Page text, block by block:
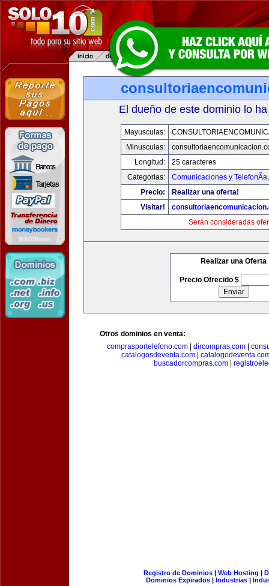
El dueño de este dominio lo
Mayusculas:
Minusculas:
Longitud:
25 caracteres
Categorias:
Comunicaciones y TelefonÃ­a
Precio:
Realizar una oferta!
Visitar!
Serán consideradas
Realizar una Oferta
Precio Ofrecido $
Otros dominios en venta:
comprasportelefono.com
dircompras.com
catalogosdeventa.com
buscadorcompras.com
Registro de Dominios| Web Hosting |
Dominios Expirados | Industrias |